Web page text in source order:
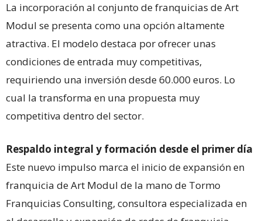
La incorporación al conjunto de franquicias de Art
Modul se presenta como una opción altamente
atractiva. El modelo destaca por ofrecer unas
condiciones de entrada muy competitivas,
requiriendo una inversión desde 60.000 euros. Lo
cual la transforma en una propuesta muy
competitiva dentro del sector.
Respaldo integral y formación desde el primer día
Este nuevo impulso marca el inicio de expansión en
franquicia de Art Modul de la mano de Tormo
Franquicias Consulting, consultora especializada en